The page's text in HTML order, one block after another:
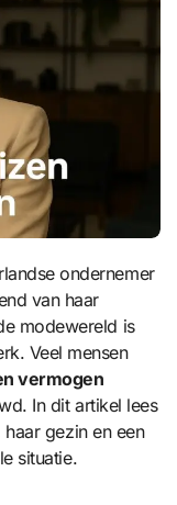
van haar
modewereld is
Veel mensen
vermogen
In dit artikel lees
gezin en een
situatie.